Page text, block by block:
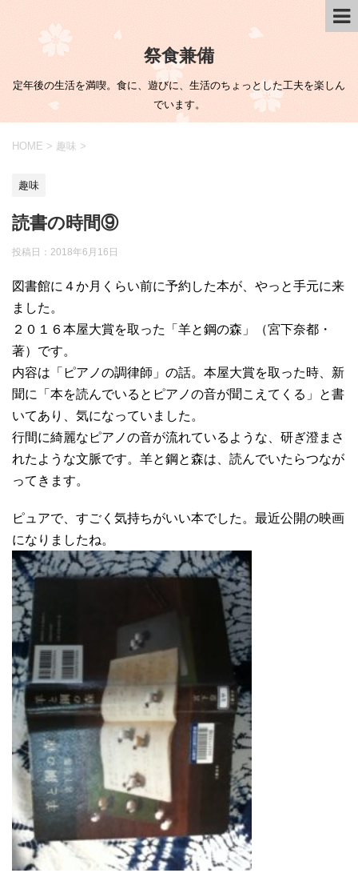
祭食兼備
定年後の生活を満喫。食に、遊びに、生活のちょっとした工夫を楽しん
でいます。
HOME > 趣味 >
趣味
読書の時間⑨
投稿日： 2018年6月16日
図書館に４か月くらい前に予約した本が、やっと手元に来
ました。
２０１６本屋大賞を取った「羊と鋼の森」（宮下奈都・
著）です。
内容は「ピアノの調律師」の話。本屋大賞を取った時、新
聞に「本を読んでいるとピアノの音が聞こえてくる」と書
いてあり、気になっていました。
行間に綺麗なピアノの音が流れているような、研ぎ澄まさ
れたような文脈です。羊と鋼と森は、読んでいたらつなが
ってきます。
ピュアで、すごく気持ちがいい本でした。最近公開の映画
になりましたね。